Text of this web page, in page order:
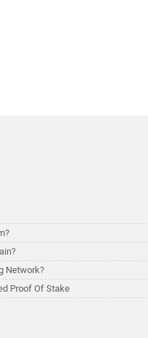
Network?
Proof Of Stake